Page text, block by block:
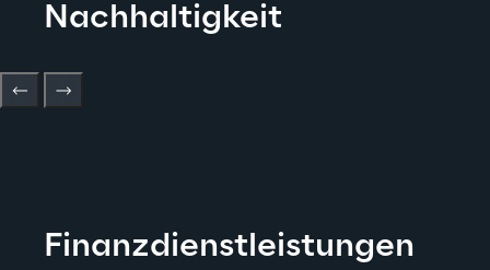
Nachhaltigkeit
Finanzdienstleistungen